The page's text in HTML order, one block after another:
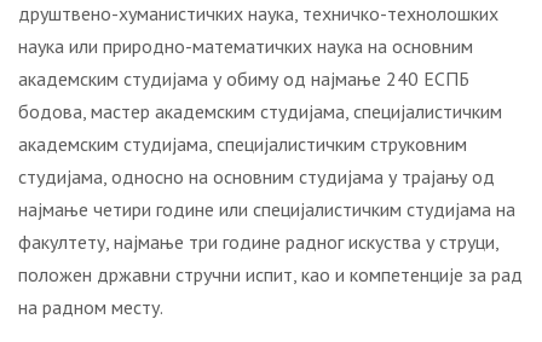
друштвено-хуманистичких наука, техничко-технолошких
наука или природно-математичких наука на основним
академским студијама у обиму од најмање 240 ЕСПБ
бодова, мастер академским студијама, специјалистичким
академским студијама, специјалистичким струковним
студијама, односно на основним студијама у трајању од
најмање четири године или специјалистичким студијама на
факултету, најмање три године радног искуства у струци,
положен државни стручни испит, као и компетенције за рад
на радном месту.